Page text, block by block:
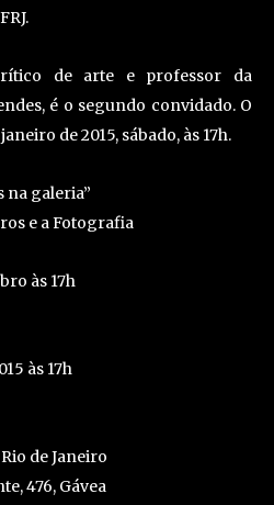
de arte e professor da
é o segundo convidado. O
de 2015, sábado, às 17h.
na galeria”
e a Fotografia
às 17h
às 17h
de Janeiro
476, Gávea